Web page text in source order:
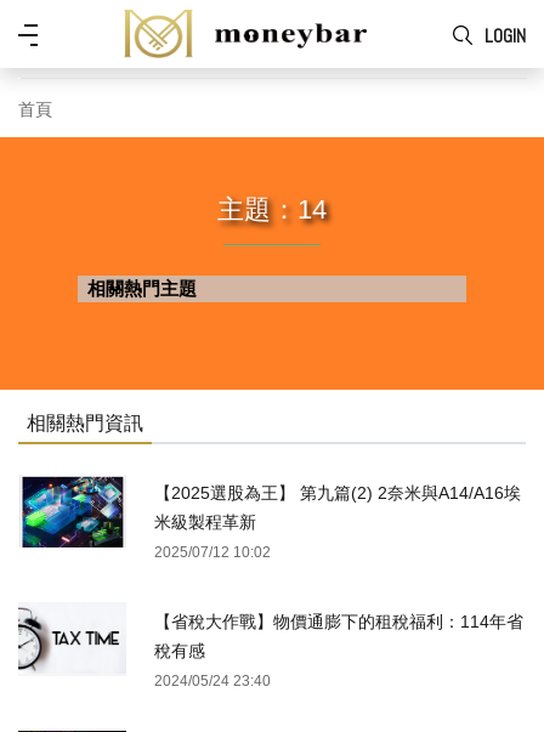
Skip to main content
LOGIN
功
首頁
主題：14
相關熱門主題
相關熱門資訊
【2025選股為王】 第九篇(2) 2奈米與A14/A16埃
米級製程革新
2025/07/12 10:02
【省稅大作戰】物價通膨下的租稅福利：114年省
稅有感
2024/05/24 23:40